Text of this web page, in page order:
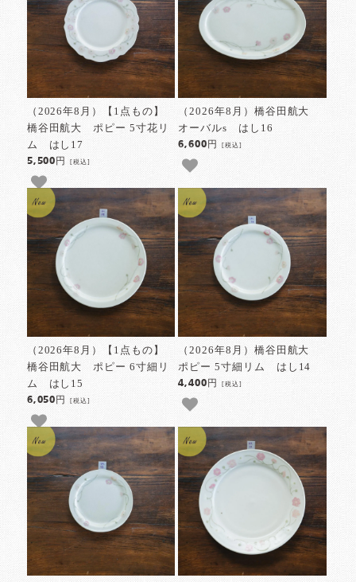
（2026年8月）【1点もの】
橋谷田航大 ポピー 5寸花リ
ム はし17
5,500円[税込]
（2026年8月）橋谷田航大
オーバルs はし16
6,600円 [税込]
（2026年8月）【1点もの】
橋谷田航大 ポピー 6寸細リ
ム はし15
6,050円[税込]
（2026年8月）橋谷田航大
ポピー 5寸細リム はし14
4,400円 [税込]